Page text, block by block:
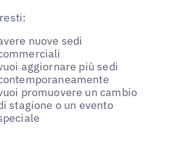
nuove sedi
aggiornare più sedi
promuovere un cambio
stagione o un evento